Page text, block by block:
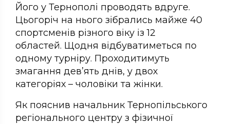
Його у Тернополі проводять вдруге.
Цьогоріч на нього зібрались майже 40
спортсменів різного віку із 12
областей. Щодня відбуватиметься по
одному турніру. Проходитимуть
змагання дев’ять днів, у двох
категоріях – чоловіки та жінки.
Як пояснив начальник Тернопільського
регіонального центру з фізичної